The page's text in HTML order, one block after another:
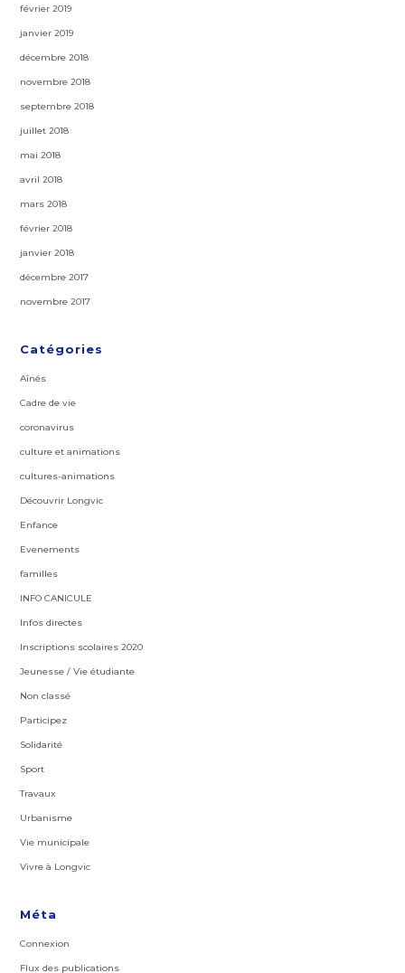
février 2019
janvier 2019
décembre 2018
novembre 2018
septembre 2018
juillet 2018
mai 2018
avril 2018
mars 2018
février 2018
janvier 2018
décembre 2017
novembre 2017
Catégories
Aînés
Cadre de vie
coronavirus
culture et animations
cultures-animations
Découvrir Longvic
Enfance
Evenements
familles
INFO CANICULE
Infos directes
Inscriptions scolaires 2020
Jeunesse / Vie étudiante
Non classé
Participez
Solidarité
Sport
Travaux
Urbanisme
Vie municipale
Vivre à Longvic
Méta
Connexion
Flux des publications